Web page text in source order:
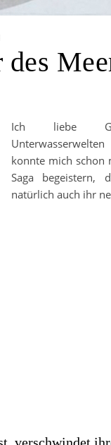
Ich liebe
konnte mich schon
Saga begeistern,
natürlich auch ihr